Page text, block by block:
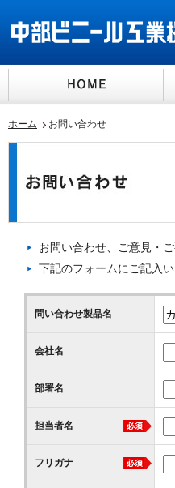
ホーム お問い合わせ
お問い合わせ、ご意見・
下記のフォームにご記入
問い合わせ製品名
会社名
部署名
担当者名
フリガナ